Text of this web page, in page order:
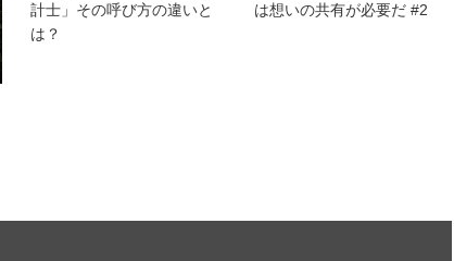
計士」その呼び方の違いと
は？
は想いの共有が必要だ #2